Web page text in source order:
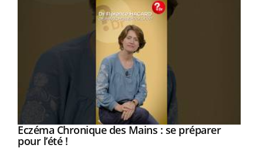
Youtube
Eczéma Chronique des Mains : se préparer
pour l’été !Youtube